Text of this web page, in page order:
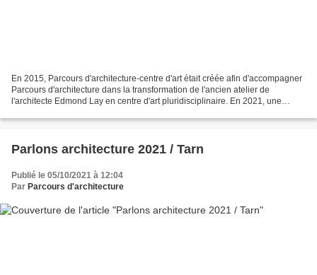
En 2015, Parcours d'architecture-centre d'art était créée afin d'accompagner
Parcours d'architecture dans la transformation de l'ancien atelier de
l'architecte Edmond Lay en centre d'art pluridisciplinaire. En 2021, une
Parlons architecture 2021 / Tarn
Publié le 05/10/2021 à 12:04
Par Parcours d'architecture